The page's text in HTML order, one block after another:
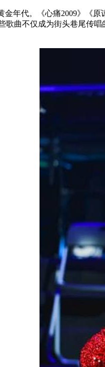
金年代。《心痛2009》《原
歌曲不仅成为街头巷尾传